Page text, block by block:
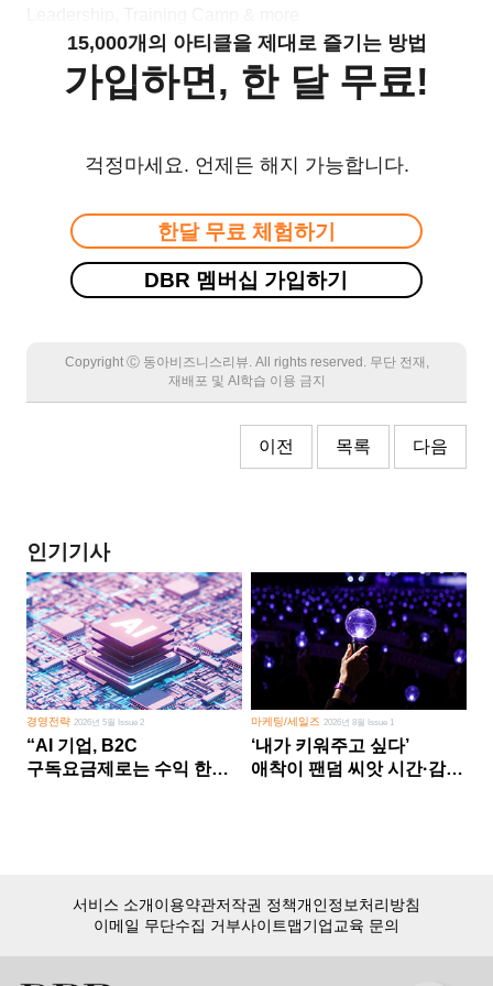
15,000개의 아티클을 제대로 즐기는 방법
가입하면, 한 달 무료!
걱정마세요. 언제든 해지 가능합니다.
한달 무료 체험하기
DBR 멤버십 가입하기
Copyright Ⓒ 동아비즈니스리뷰. All rights reserved. 무단 전재,
재배포 및 AI학습 이용 금지
이전 목록 다음
인기기사
경영전략 2026년 5월 Issue 2
“AI 기업, B2C
구독요금제로는 수익 한계
마케팅/세일즈 2026년 8월 Issue 1
‘내가 키워주고 싶다’
애착이 팬덤 씨앗 시간·감정
서비스 소개이용약관저작권 정책개인정보처리방침
이메일 무단수집 거부사이트맵기업교육 문의